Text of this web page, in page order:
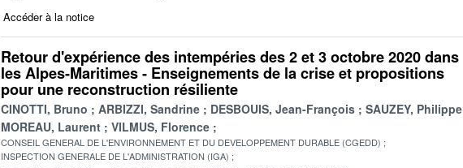
Accéder à la notice
Retour d'expérience des intempéries des 2 et 3 octobre 2020 dans
les Alpes-Maritimes - Enseignements de la crise et propositions
pour une reconstruction résiliente
CINOTTI, Bruno ARBIZZI, Sandrine DESBOUIS, Jean-François
SAUZEY, Philippe
MOREAU, Laurent
VILMUS, Florence
CONSEIL GENERAL DE L'ENVIRONNEMENT ET DU DEVELOPPEMENT DURABLE (CGEDD)
INSPECTION GENERALE DE L'ADMINISTRATION (IGA)